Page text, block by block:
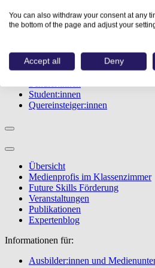
Studiengänge
Events
Berufstest
Informationen für:
Student:innen
Quereinsteiger:innen
Übersicht
Medienprofis im Klassenzimmer
Future Skills Förderung
Veranstaltungen
Publikationen
Expertenblog
Informationen für:
Ausbilder:innen und
You can also withdraw your consent at any
the bottom of the page and adjust your
Accept all Deny